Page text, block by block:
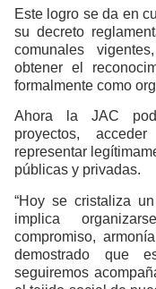
Este logro se da en
su decreto
comunales
obtener el
formalmente como
Ahora la JAC
proyectos,
representar
públicas y privadas.
“Hoy se cristaliza
implica
compromiso,
demostrado que
seguiremos